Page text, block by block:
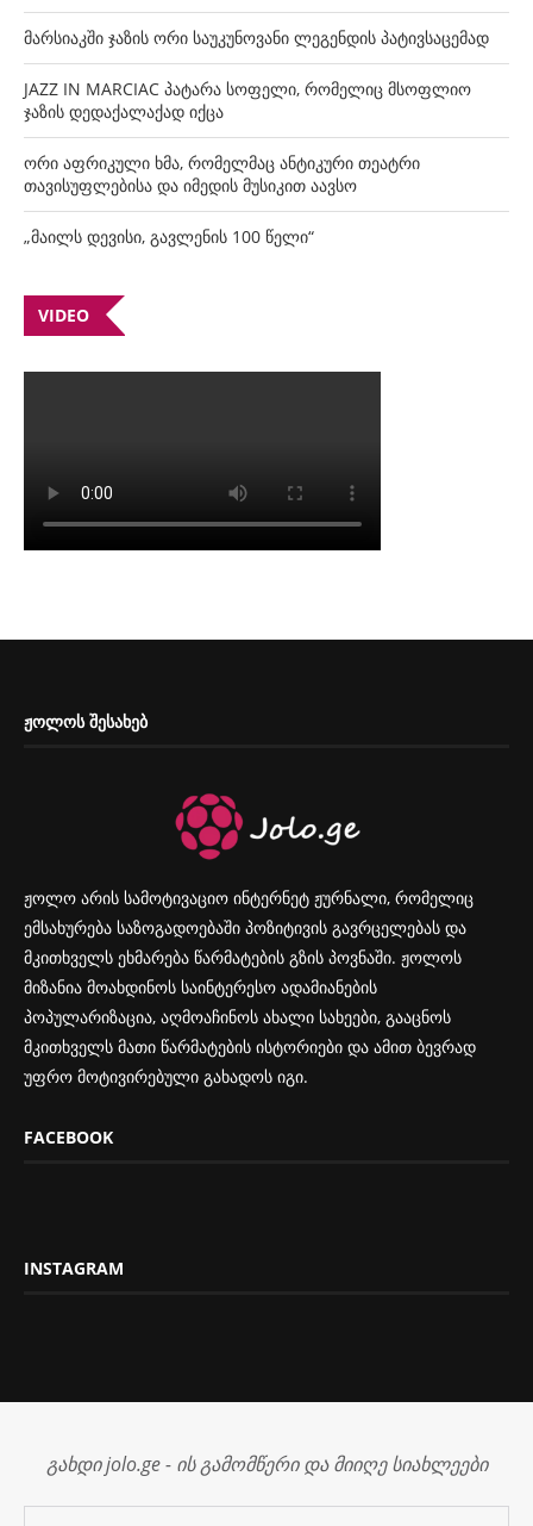
მარსიაკში ჯაზის ორი საუკუნოვანი ლეგენდის პატივსაცემად
JAZZ IN MARCIAC პატარა სოფელი, რომელიც მსოფლიო
ჯაზის დედაქალაქად იქცა
ორი აფრიკული ხმა, რომელმაც ანტიკური თეატრი
თავისუფლებისა და იმედის მუსიკით აავსო
„მაილს დევისი, გავლენის 100 წელი“
VIDEO
ᲟᲝᲚᲝᲡ ᲨᲔᲡᲐᲮᲔᲑ
ჟოლო არის სამოტივაციო ინტერნეტ ჟურნალი, რომელიც
ემსახურება საზოგადოებაში პოზიტივის გავრცელებას და
მკითხველს ეხმარება წარმატების გზის პოვნაში. ჟოლოს
მიზანია მოახდინოს საინტერესო ადამიანების
პოპულარიზაცია, აღმოაჩინოს ახალი სახეები, გააცნოს
მკითხველს მათი წარმატების ისტორიები და ამით ბევრად
უფრო მოტივირებული გახადოს იგი.
FACEBOOK
INSTAGRAM
გახდი jolo.ge - ის გამომწერი და მიიღე სიახლეები